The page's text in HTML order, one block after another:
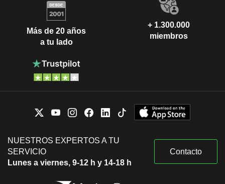
Más de 20 años
a tu lado
+ 1.300.000
miembros
NUESTROS EXPERTOS A TU
SERVICIO
Lunes a viernes, 9-12 h y 14-18 h
Contacto